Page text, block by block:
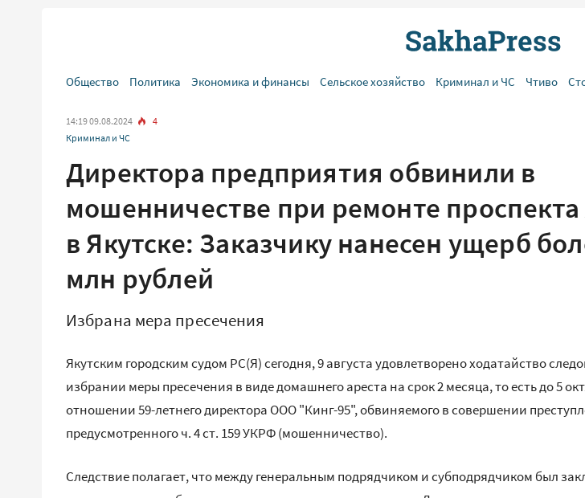
Общество Политика Экономика и финансы Сельское хозяйство Криминал и ЧС Чтиво
14:19 09.08.2024
4
Криминал и ЧС
Директора предприятия обвинили в
мошенничестве при ремонте
в Якутске: Заказчику нанесен ущерб
млн рублей
Избрана мера пресечения
Якутским городским судом РС(Я) сегодня, 9 августа удовлетворено ходатайство
избрании меры пресечения в виде домашнего ареста на срок 2 месяца, то есть до 5
отношении 59-летнего директора ООО "Кинг-95", обвиняемого в совершении
предусмотренного ч. 4 ст. 159 УКРФ (мошенничество).
Следствие полагает, что между генеральным подрядчиком и субподрядчиком был